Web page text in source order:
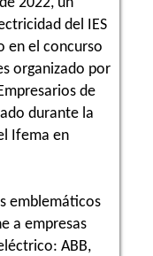
del IES
en el concurso
organizado por
de
durante la
Ifema en
emblemáticos
a empresas
ABB,